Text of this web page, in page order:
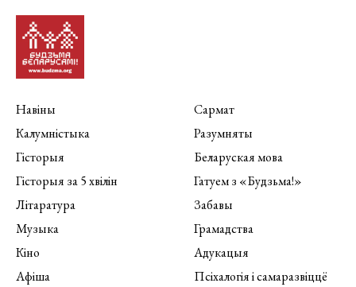
Навіны
Калумністыка
Гісторыя
Гісторыя за 5 хвілін
Літаратура
Музыка
Кіно
Афіша
Сармат
Разумняты
Беларуская мова
Гатуем з «Будзьма!»
Забавы
Грамадства
Адукацыя
Псіхалогія і самаразвіццё